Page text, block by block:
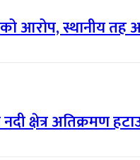
आरोप, स्थानीय तह
क्षेत्र अतिक्रमण